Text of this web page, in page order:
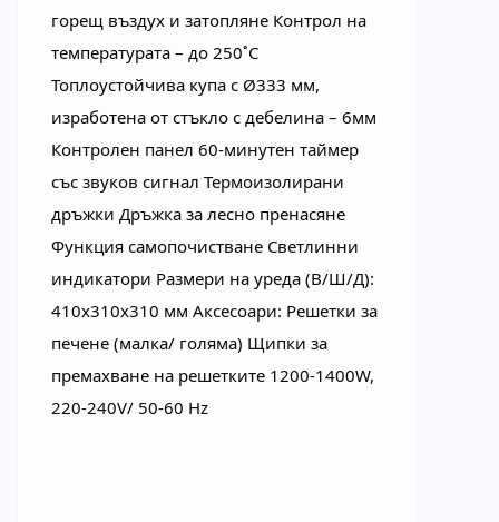
горещ въздух и затопляне Контрол на
температурата – до 250˚C
Топлоустойчива купа с Ø333 мм,
изработена от стъкло с дебелина – 6мм
Контролен панел 60-минутен таймер
със звуков сигнал Термоизолирани
дръжки Дръжка за лесно пренасяне
Функция самопочистване Светлинни
индикатори Размери на уреда (В/Ш/Д):
410x310x310 мм Аксесоари: Решетки за
печене (малка/ голяма) Щипки за
премахване на решетките 1200-1400W,
220-240V/ 50-60 Hz